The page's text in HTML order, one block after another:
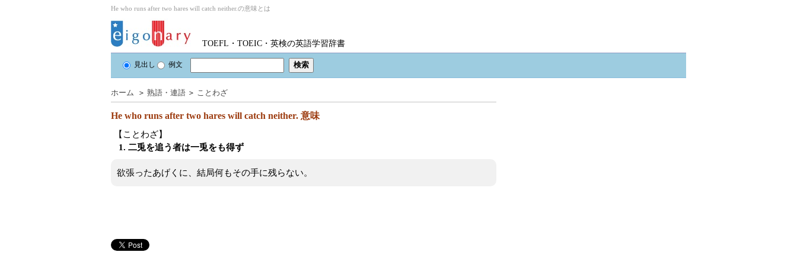
He who runs after two hares will catch neither.の意味とは
TOEFL・TOEIC・英検の英語学習辞書
見出し 例文
ホーム ＞ 熟語・連語 ＞ ことわざ
He who runs after two hares will catch neither. 意味
【ことわざ】
1. 二兎を追う者は一兎をも得ず
欲張ったあげくに、結局何もその手に残らない。